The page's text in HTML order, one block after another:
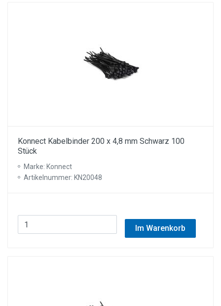
Konnect Kabelbinder 200 x 4,8 mm Schwarz 100
Stück
Marke: Konnect
Artikelnummer: KN20048
Im Warenkorb